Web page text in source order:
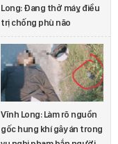
Long: Đang thở máy, điều
trị chống phù não
Vĩnh Long: Làm rõ nguồn
gốc hung khí gây án trong